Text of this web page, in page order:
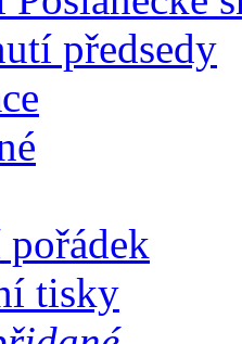
předsedy
pořádek
tisky